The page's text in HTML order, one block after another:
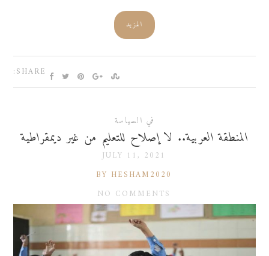
المزيد
SHARE:
في السياسة
المنطقة العربية.. لا إصلاح للتعليم من غير ديمقراطية
JULY 11, 2021
BY HESHAM2020
NO COMMENTS